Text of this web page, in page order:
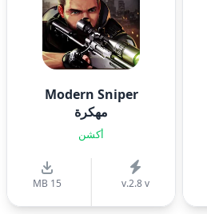
Modern Sniper
مهكرة
أكشن
v.2.8 v
15 MB